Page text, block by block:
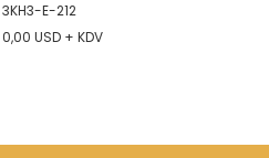
3KH3-E-212
0,00 USD + KDV